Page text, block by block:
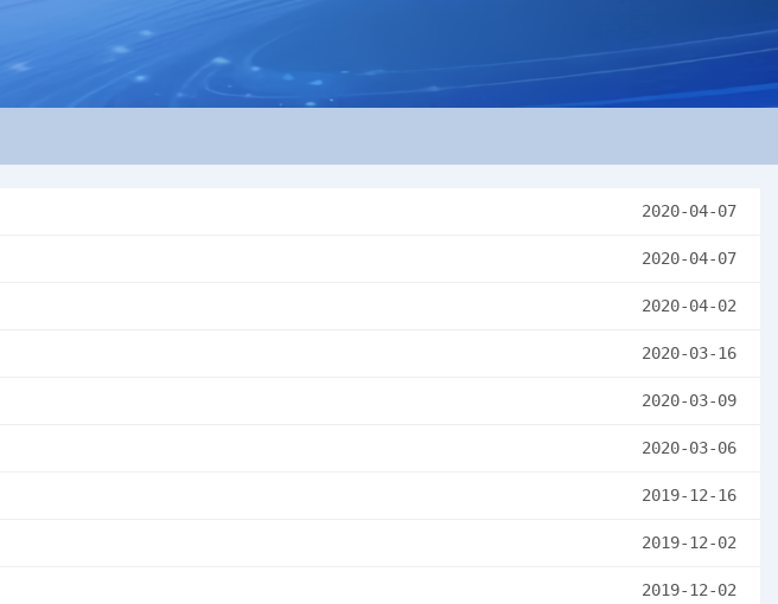
2020-04-07
2020-04-07
2020-04-02
2020-03-16
2020-03-09
2020-03-06
2019-12-16
2019-12-02
2019-12-02